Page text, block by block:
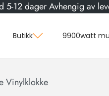
5-12 dager Avhengig av
Butikk 9900watt
Vinylklokke